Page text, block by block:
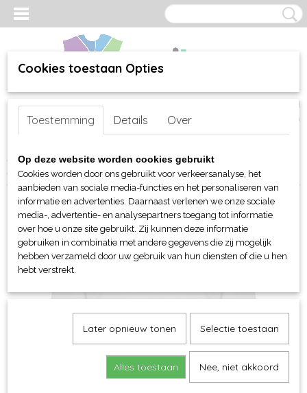
Inloggen Registreren
(0)
Home >webshop>Per merk >Clique >Voor hem en unisex
Polo's> Clique Manhatten polo met LS
Cookies toestaan Opties
Toestemming Details Over
Op deze website worden cookies gebruikt
Cookies worden door ons gebruikt voor verkeersanalyse, het
aanbieden van sociale media-functies en het personaliseren van
informatie en advertenties. Daarnaast verlenen we onze sociale
media-, advertentie- en analysepartners toegang tot informatie
over hoe u onze site gebruikt. Zij kunnen deze informatie
gebruiken in combinatie met andere gegevens die zij mogelijk
hebben verzameld door uw gebruik van hun diensten of die u hen
hebt verstrekt.
Later opnieuw tonen Selectie toestaan
Alles toestaan Nee, niet akkoord